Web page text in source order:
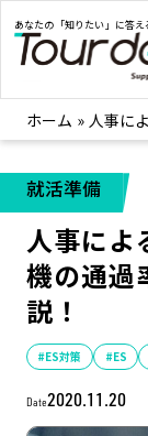
あなたの「知りたい」に答え
就活ノ
企業ま
みんなが知
インタ
インタツア
社会人
社会人にな
学生就
学生ライタ
ホーム » 人事に
就活準備
人事によ
機の通過
説！
#ES対策 #ES
Date2020.11.20